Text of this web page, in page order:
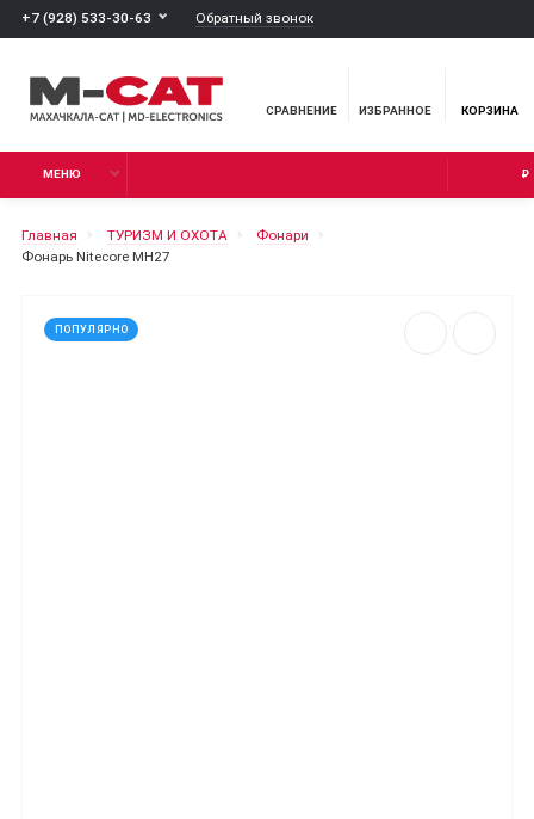
+7 (928) 533-30-63 Обратный звонок
СРАВНЕНИЕ ИЗБРАННОЕ КОРЗИНА
МЕНЮ ₽
Главная ТУРИЗМ И ОХОТА
Фонари
Фонарь Nitecore MH27
ПОПУЛЯРНО